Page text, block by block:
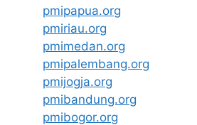
pmipapua.org
pmiriau.org
pmimedan.org
pmipalembang.org
pmijogja.org
pmibandung.org
pmibogor.org